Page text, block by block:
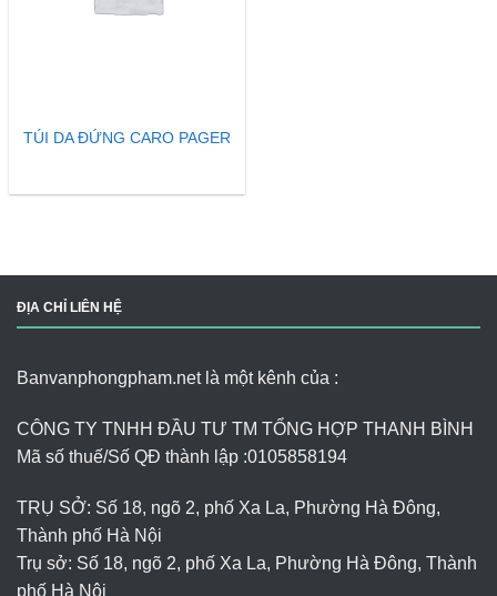
TÚI DA ĐỨNG CARO PAGER
ĐỊA CHỈ LIÊN HỆ
Banvanphongpham.net là một kênh của :
CÔNG TY TNHH ĐẦU TƯ TM TỔNG HỢP THANH BÌNH
Mã số thuế/Số QĐ thành lập :0105858194
TRỤ SỞ: Số 18, ngõ 2, phố Xa La, Phường Hà Đông,
Thành phố Hà Nội
Trụ sở: Số 18, ngõ 2, phố Xa La, Phường Hà Đông, Thành
phố Hà Nội